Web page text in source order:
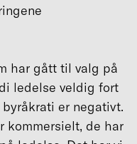
har gått til valg på
ledelse veldig fort
er negativt.
kommersielt, de har